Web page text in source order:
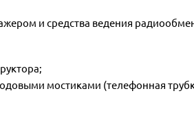
и средства ведения
мостиками (телефонная